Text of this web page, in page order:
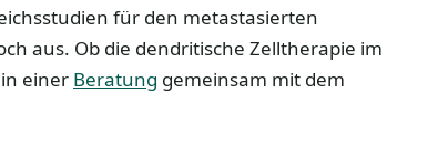
für den metastasierten
aus. Ob die dendritische Zelltherapie im
einer Beratung gemeinsam mit dem